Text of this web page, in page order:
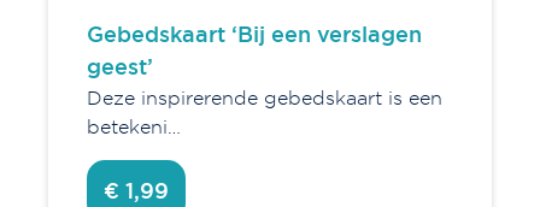
Gebedskaart ‘Bij een verslagen
geest’
Deze inspirerende gebedskaart is een
betekeni…
€ 1,99